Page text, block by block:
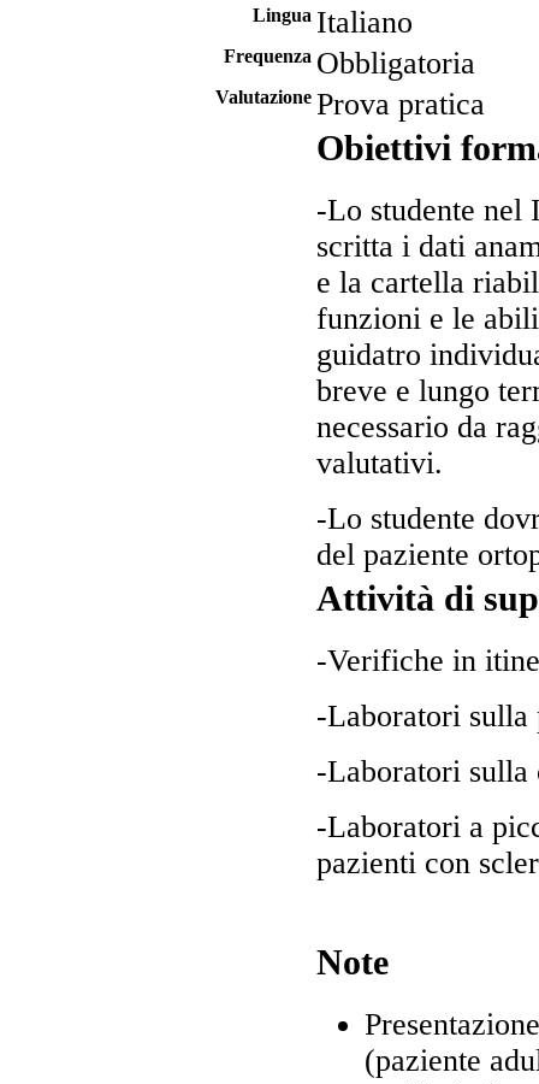
Lingua Italiano
Frequenza Obbligatoria
Valutazione Prova pratica
Obiettivi
-Lo studente nel
scritta i dati
e la cartella
funzioni e le
guidatro
breve e lungo
necessario da
valutativi.
-Lo studente
del paziente
Attività di
-Verifiche in
-Laboratori sulla
-Laboratori
-Laboratori a
pazienti con
Note
(paziente